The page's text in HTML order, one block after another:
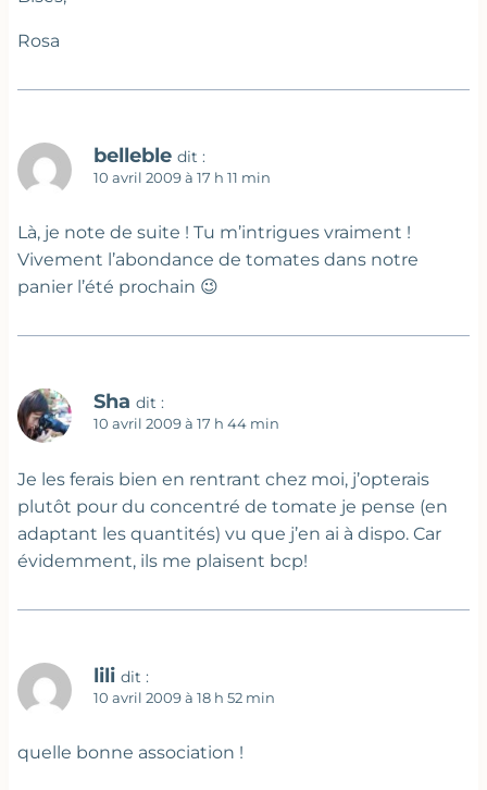
Rosa
belleble dit :
10 avril 2009 à 17 h 11 min
Là, je note de suite ! Tu m’intrigues vraiment !
Vivement l’abondance de tomates dans notre
panier l’été prochain 😉
Sha dit :
10 avril 2009 à 17 h 44 min
Je les ferais bien en rentrant chez moi, j’opterais
plutôt pour du concentré de tomate je pense (en
adaptant les quantités) vu que j’en ai à dispo. Car
évidemment, ils me plaisent bcp!
lili dit :
10 avril 2009 à 18 h 52 min
quelle bonne association !